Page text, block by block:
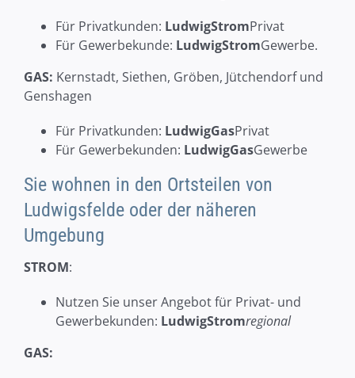
Für Privatkunden: LudwigStromPrivat
Für Gewerbekunde: LudwigStromGewerbe.
GAS: Kernstadt, Siethen, Gröben, Jütchendorf und
Genshagen
Für Privatkunden: LudwigGasPrivat
Für Gewerbekunden: LudwigGasGewerbe
Sie wohnen in den Ortsteilen von
Ludwigsfelde oder der näheren
Umgebung
STROM:
Nutzen Sie unser Angebot für Privat- und
Gewerbekunden: LudwigStromregional
GAS: